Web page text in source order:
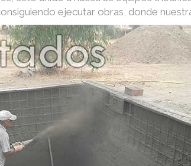
ejecutar obras, donde